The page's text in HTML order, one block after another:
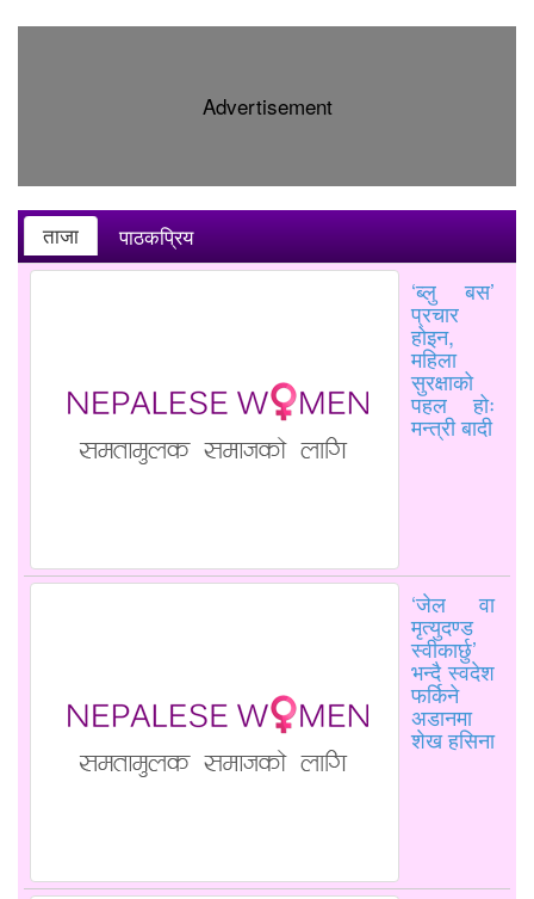
Advertisement
ताजा पाठकप्रिय
‘ब्लु बस’
प्रचार
होइन,
महिला
सुरक्षाको
पहल होः
मन्त्री बादी
‘जेल वा
मृत्युदण्ड
स्वीकार्छु’
भन्दै स्वदेश
फर्किने
अडानमा
शेख हसिना